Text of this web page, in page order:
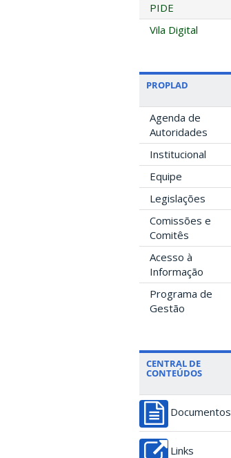
PIDE
Vila Digital
PROPLAD
Agenda de
Autoridades
Institucional
Equipe
Legislações
Comissões e
Comitês
Acesso à
Informação
Programa de
Gestão
CENTRAL DE
CONTEÚDOS
Documentos
Links